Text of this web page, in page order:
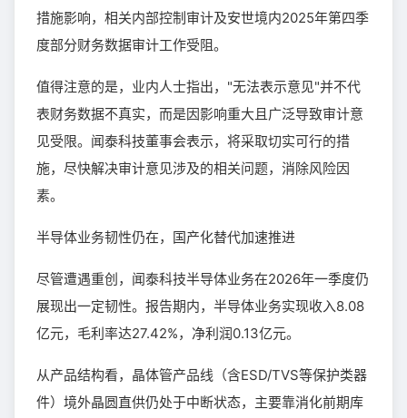
措施影响，相关内部控制审计及安世境内2025年第四季
度部分财务数据审计工作受阻。
值得注意的是，业内人士指出，"无法表示意见"并不代
表财务数据不真实，而是因影响重大且广泛导致审计意
见受限。闻泰科技董事会表示，将采取切实可行的措
施，尽快解决审计意见涉及的相关问题，消除风险因
素。
半导体业务韧性仍在，国产化替代加速推进
尽管遭遇重创，闻泰科技半导体业务在2026年一季度仍
展现出一定韧性。报告期内，半导体业务实现收入8.08
亿元，毛利率达27.42%，净利润0.13亿元。
从产品结构看，晶体管产品线（含ESD/TVS等保护类器
件）境外晶圆直供仍处于中断状态，主要靠消化前期库